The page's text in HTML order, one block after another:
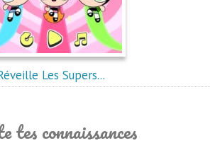
Les Supers...
tes connaissances